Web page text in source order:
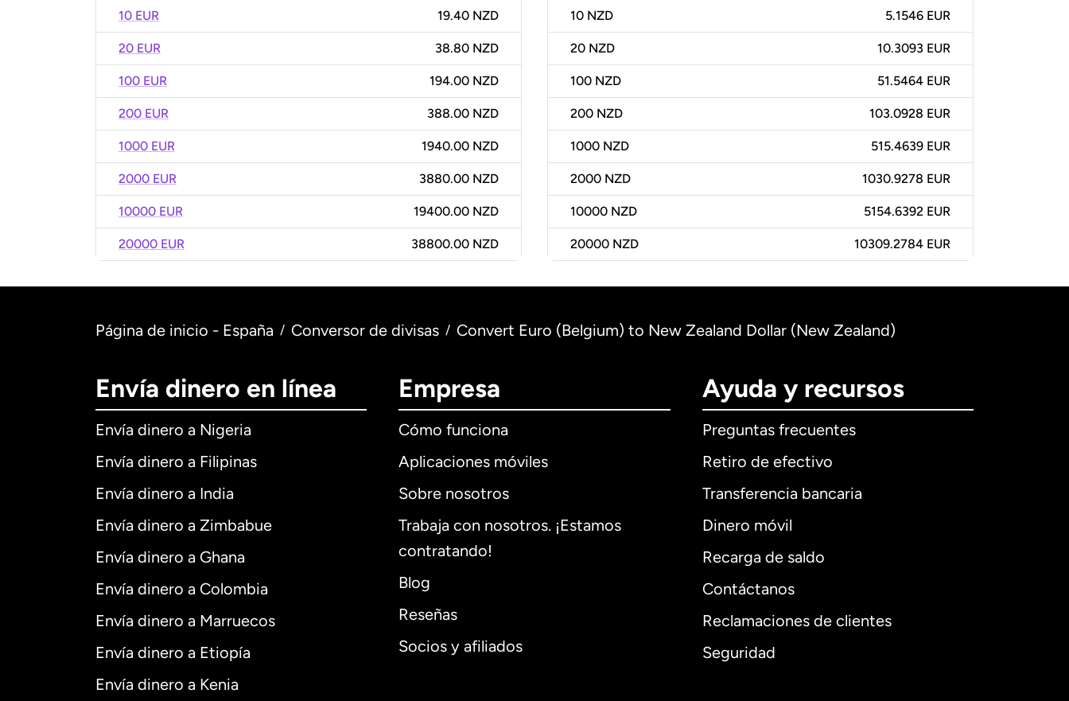
10 EUR 19.40 NZD
20 EUR 38.80 NZD
100 EUR 194.00 NZD
200 EUR 388.00 NZD
1000 EUR 1940.00 NZD
2000 EUR 3880.00 NZD
10000 EUR 19400.00 NZD
20000 EUR 38800.00 NZD
10 NZD 5.1546 EUR
20 NZD 10.3093 EUR
100 NZD 51.5464 EUR
200 NZD 103.0928 EUR
1000 NZD 515.4639 EUR
2000 NZD 1030.9278 EUR
10000 NZD 5154.6392 EUR
20000 NZD 10309.2784 EUR
Página de inicio - España / Conversor de divisas / Convert Euro (Belgium) to New Zealand Dollar (New Zealand)
Envía dinero en línea
Envía dinero a Nigeria
Envía dinero a Filipinas
Envía dinero a India
Envía dinero a Zimbabue
Envía dinero a Ghana
Envía dinero a Colombia
Envía dinero a Marruecos
Envía dinero a Etiopía
Envía dinero a Kenia
Empresa
Cómo funciona
Aplicaciones móviles
Sobre nosotros
Trabaja con nosotros. ¡Estamos
contratando!
Blog
Reseñas
Socios y afiliados
Ayuda y recursos
Preguntas frecuentes
Retiro de efectivo
Transferencia bancaria
Dinero móvil
Recarga de saldo
Contáctanos
Reclamaciones de clientes
Seguridad